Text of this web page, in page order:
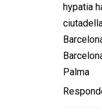
hypatia
Palma